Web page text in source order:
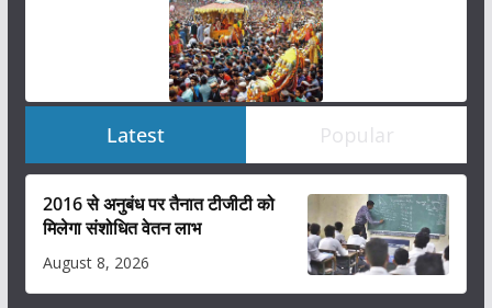
Latest Popular
2016 से अनुबंध पर तैनात टीजीटी को
मिलेगा संशोधित वेतन लाभ
August 8, 2026